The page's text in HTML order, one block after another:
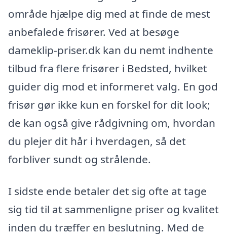
område hjælpe dig med at finde de mest
anbefalede frisører. Ved at besøge
dameklip-priser.dk kan du nemt indhente
tilbud fra flere frisører i Bedsted, hvilket
guider dig mod et informeret valg. En god
frisør gør ikke kun en forskel for dit look;
de kan også give rådgivning om, hvordan
du plejer dit hår i hverdagen, så det
forbliver sundt og strålende.
I sidste ende betaler det sig ofte at tage
sig tid til at sammenligne priser og kvalitet
inden du træffer en beslutning. Med de